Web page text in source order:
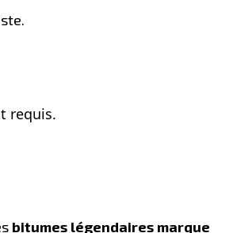
requis.
bitumes légendaires marque